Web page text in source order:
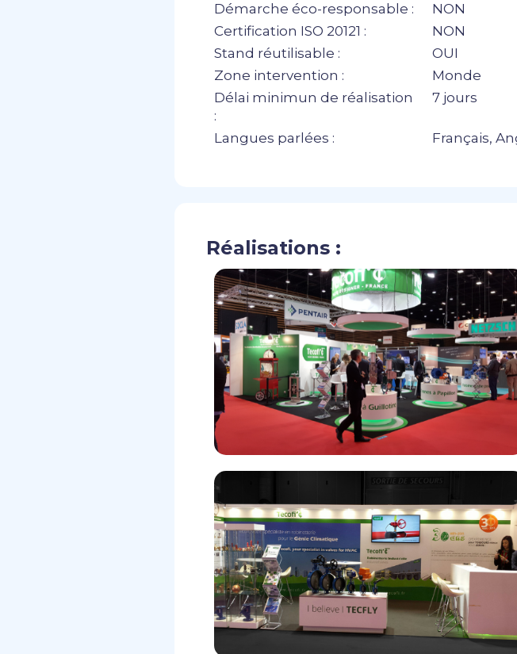
Démarche éco-responsable :
NON
Certification ISO 20121 :
NON
Stand réutilisable :
OUI
Zone intervention :
Monde
Délai minimun de réalisation
:
7 jours
Langues parlées : Français,
Réalisations :